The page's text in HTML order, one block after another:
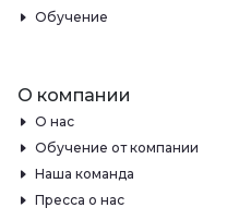
Обучение
О компании
О нас
Обучение от компании
Наша команда
Пресса о нас